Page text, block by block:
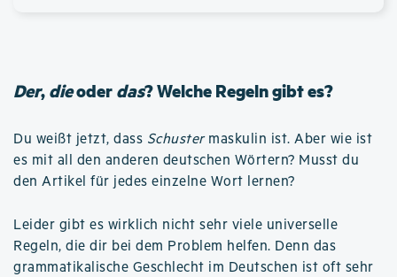
Der,dieoderdas? Welche Regeln gibt es?
Du weißt jetzt, dass Schustermaskulin ist. Aber wie ist
es mit all den anderen deutschen Wörtern? Musst du
den Artikel für jedes einzelne Wort lernen?
Leider gibt es wirklich nicht sehr viele universelle
Regeln, die dir bei dem Problem helfen. Denn das
grammatikalische Geschlecht im Deutschen ist oft sehr